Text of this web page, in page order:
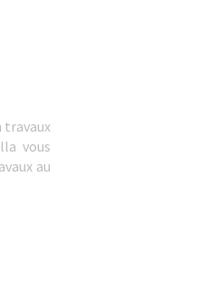
travaux
vous
au